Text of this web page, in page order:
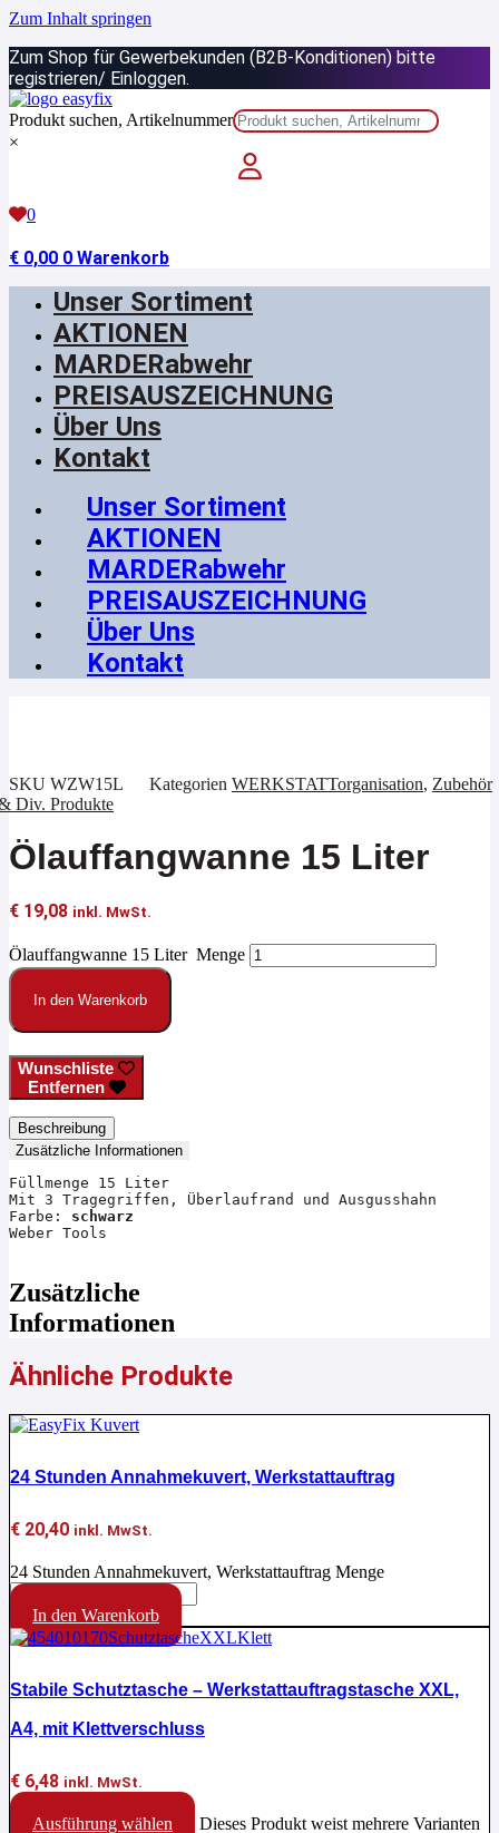
Zum Inhalt springen
Zum Shop für Gewerbekunden (B2B-Konditionen) bitte
registrieren/ Einloggen.
Produkt suchen, Artikelnummer
×
0
€ 0,00 0 Warenkorb
Unser Sortiment
AKTIONEN
MARDERabwehr
PREISAUSZEICHNUNG
Über Uns
Kontakt
Unser Sortiment
AKTIONEN
MARDERabwehr
PREISAUSZEICHNUNG
Über Uns
Kontakt
SKU WZW15L Kategorien WERKSTATTorganisation, Zubehör
Div. Produkte
Ölauffangwanne 15 Liter
€ 19,08 inkl. MwSt.
Ölauffangwanne 15 Liter Menge
In den Warenkorb
Wunschliste
Entfernen
Beschreibung
Zusätzliche Informationen
Füllmenge 15 Liter
Mit 3 Tragegriffen, Überlaufrand und Ausgusshahn
Farbe: schwarz
Weber Tools
Zusätzliche
Informationen
Ähnliche Produkte
24 Stunden Annahmekuvert, Werkstattauftrag
€ 20,40 inkl. MwSt.
24 Stunden Annahmekuvert, Werkstattauftrag Menge
In den Warenkorb
Stabile Schutztasche – Werkstattauftragstasche XXL,
A4, mit Klettverschluss
€ 6,48 inkl. MwSt.
Ausführung wählen
Dieses Produkt weist mehrere Varianten